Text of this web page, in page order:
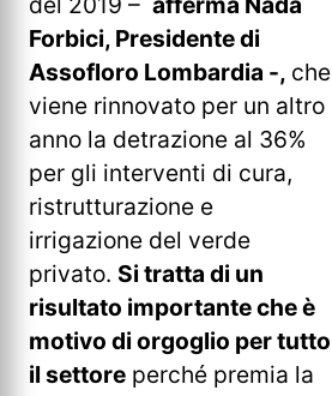
Forbici, Presidente di
Assofloro Lombardia -, che
viene rinnovato per un altro
anno la detrazione al 36%
per gli interventi di cura,
ristrutturazione e
irrigazione del verde
privato. Si tratta di un
risultato importante che è
motivo di orgoglio per tutto
il settore perché premia la